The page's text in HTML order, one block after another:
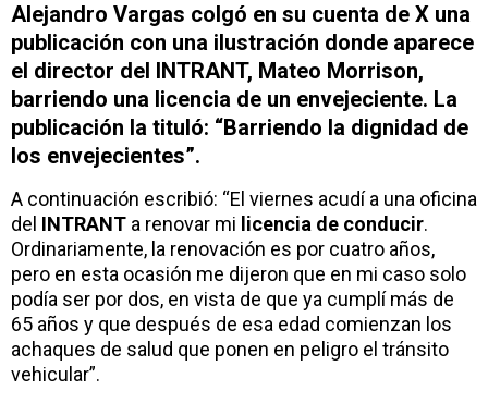
Alejandro Vargas colgó en su cuenta de X una
publicación con una ilustración donde aparece
el director del INTRANT, Mateo Morrison,
barriendo una licencia de un envejeciente. La
publicación la tituló: “Barriendo la dignidad de
los envejecientes”.
A continuación escribió: “El viernes acudí a una oficina
del INTRANT a renovar mi licencia de conducir.
Ordinariamente, la renovación es por cuatro años,
pero en esta ocasión me dijeron que en mi caso solo
podía ser por dos, en vista de que ya cumplí más de
65 años y que después de esa edad comienzan los
achaques de salud que ponen en peligro el tránsito
vehicular”.